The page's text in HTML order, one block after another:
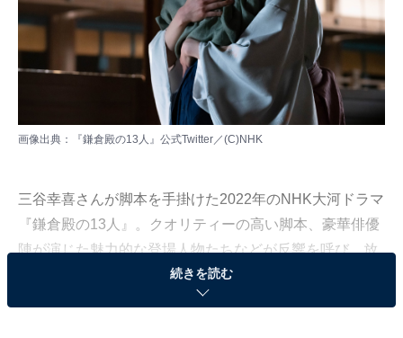
画像出典： 『鎌倉殿の13人』公式Twitter／(C)NHK
三谷幸喜さんが脚本を手掛けた2022年のNHK大河ドラマ
『鎌倉殿の13人』。クオリティーの高い脚本、豪華俳優
陣が演じた魅力的な登場人物たちなどが反響を呼び、放
送終了後も“鎌倉殿ロス”を訴える人が相次ぐなど、絶大
な支持を集める作品となりました。
続きを読む